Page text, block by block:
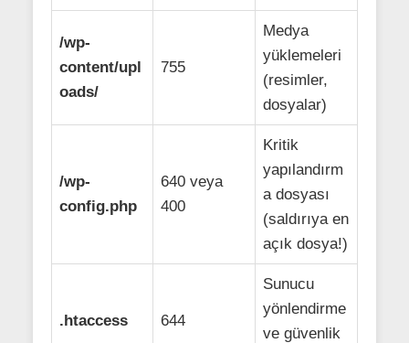
/wp-
content/upl
oads/
755
Medya
yüklemeleri
(resimler,
dosyalar)
/wp-
config.php
640 veya
400
Kritik
yapılandırm
a dosyası
(saldırıya en
açık dosya!)
.htaccess 644
Sunucu
yönlendirme
ve güvenlik